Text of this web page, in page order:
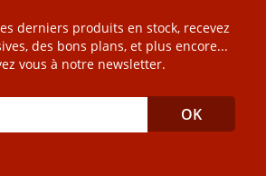
derniers produits en stock, recevez
des bons plans, et plus encore...
vous à notre newsletter.